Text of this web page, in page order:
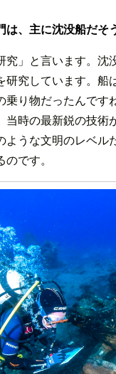
、主に沈没船だそ
究」と言います。沈
研究しています。
乗り物だったんで
当時の最新鋭の技
ような文明のレベ
です。